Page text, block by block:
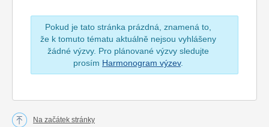
Pokud je tato stránka prázdná, znamená to,
že k tomuto tématu aktuálně nejsou vyhlášeny
žádné výzvy. Pro plánované výzvy sledujte
prosím Harmonogram výzev.
Na začátek stránky